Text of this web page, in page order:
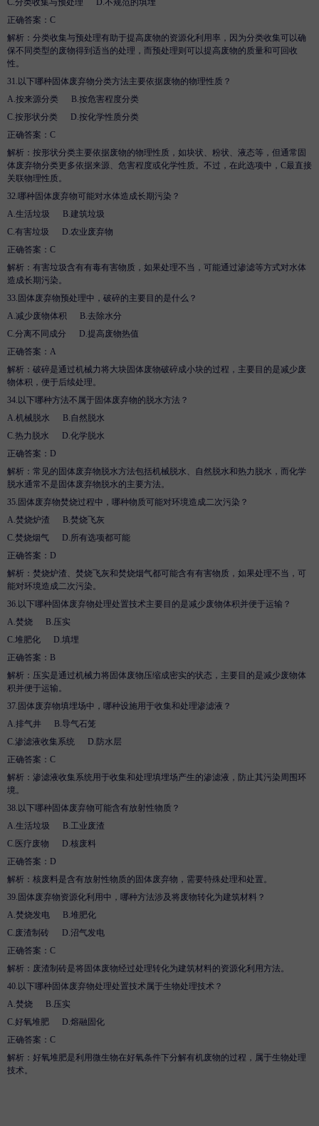
C.分类收集与预处理 D.不规范的填埋
正确答案： C
解析 ：分类收集与预处理有助于提高废物的资源化利用率，因为分类收集可以确
保不同类型的废物得到适当的处理，而预处理则可以提高废物的质量和可回收
性。
31. 以下哪种固体废弃物分类方法主要依据废物的物理性质？
A.按来源分类 B.按危害程度分类
C.按形状分类 D.按化学性质分类
正确答案： C
解析 ：按形状分类主要依据废物的物理性质，如块状、粉状、液态等，但通常固
体废弃物分类更多依据来源、危害程度或化学性质。不过，在此选项中， C最直接
关联物理性质。
32.哪种固体废弃物可能对水体造成长期污染？
A.生活垃圾 B.建筑垃圾
C.有害垃圾 D.农业废弃物
正确答案： C
解析 ：有害垃圾含有有毒有害物质，如果处理不当，可能通过渗滤等方式对水体
造成长期污染。
33. 固体废弃物预处理中，破碎的主要目的是什么？
A.减少废物体积 B.去除水分
C.分离不同成分 D.提高废物热值
正确答案： A
解析 ：破碎是通过机械力将大块固体废物破碎成小块的过程，主要目的是减少废
物体积，便于后续处理。
34. 以下哪种方法不属于固体废弃物的脱水方法？
A.机械脱水 B.自然脱水
C.热力脱水 D.化学脱水
正确答案： D
解析 ：常见的固体废弃物脱水方法包括机械脱水、自然脱水和热力脱水，而化学
脱水通常不是固体废弃物脱水的主要方法。
35. 固体废弃物焚烧过程中，哪种物质可能对环境造成二次污染？
A.焚烧炉渣 B.焚烧飞灰
C.焚烧烟气 D.所有选项都可能
正确答案： D
解析 ：焚烧炉渣、焚烧飞灰和焚烧烟气都可能含有有害物质，如果处理不当，可
能对环境造成二次污染。
36. 以下哪种固体废弃物处理处置技术主要目的是减少废物体积并便于运输？
A.焚烧 B.压实
C.堆肥化 D.填埋
正确答案： B
解析 ：压实是通过机械力将固体废物压缩成密实的状态，主要目的是减少废物体
积并便于运输。
37. 固体废弃物填埋场中，哪种设施用于收集和处理渗滤液？
A.排气井 B.导气石笼
C.渗滤液收集系统 D. 防水层
正确答案： C
解析 ：渗滤液收集系统用于收集和处理填埋场产生的渗滤液，防止其污染周围环
境。
38. 以下哪种固体废弃物可能含有放射性物质？
A.生活垃圾 B.工业废渣
C. 医疗废物 D.核废料
正确答案： D
解析 ：核废料是含有放射性物质的固体废弃物，需要特殊处理和处置。
39. 固体废弃物资源化利用中，哪种方法涉及将废物转化为建筑材料？
A.焚烧发电 B.堆肥化
C.废渣制砖 D.沼气发电
正确答案： C
解析 ：废渣制砖是将固体废物经过处理转化为建筑材料的资源化利用方法。
40. 以下哪种固体废弃物处理处置技术属于生物处理技术？
A.焚烧 B.压实
C.好氧堆肥 D.熔融固化
正确答案： C
解析 ：好氧堆肥是利用微生物在好氧条件下分解有机废物的过程，属于生物处理
技术。